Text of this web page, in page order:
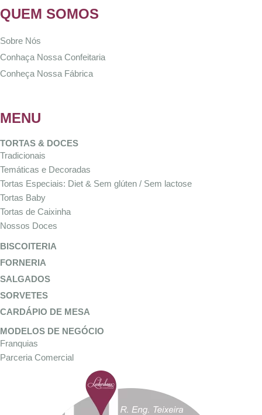
QUEM SOMOS
Sobre Nós
Conhaça Nossa Confeitaria
Conheça Nossa Fábrica
MENU
TORTAS & DOCES
Tradicionais
Temáticas e Decoradas
Tortas Especiais: Diet & Sem glúten / Sem lactose
Tortas Baby
Tortas de Caixinha
Nossos Doces
BISCOITERIA
FORNERIA
SALGADOS
SORVETES
CARDÁPIO DE MESA
MODELOS DE NEGÓCIO
Franquias
Parceria Comercial